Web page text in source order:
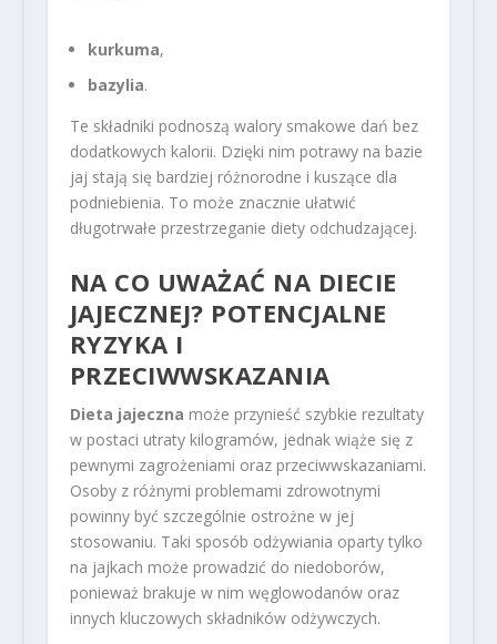
kurkuma,
bazylia.
Te składniki podnoszą walory smakowe dań bez
dodatkowych kalorii. Dzięki nim potrawy na bazie
jaj stają się bardziej różnorodne i kuszące dla
podniebienia. To może znacznie ułatwić
długotrwałe przestrzeganie diety odchudzającej.
NA CO UWAŻAĆ NA DIECIE
JAJECZNEJ? POTENCJALNE
RYZYKA I
PRZECIWWSKAZANIA
Dieta jajeczna może przynieść szybkie rezultaty
w postaci utraty kilogramów, jednak wiąże się z
pewnymi zagrożeniami oraz przeciwwskazaniami.
Osoby z różnymi problemami zdrowotnymi
powinny być szczególnie ostrożne w jej
stosowaniu. Taki sposób odżywiania oparty tylko
na jajkach może prowadzić do niedoborów,
ponieważ brakuje w nim węglowodanów oraz
innych kluczowych składników odżywczych.